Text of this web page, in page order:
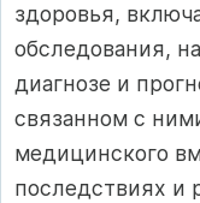
здоровья,
обследования,
диагнозе и
связанном с
медицинского
последствиях и